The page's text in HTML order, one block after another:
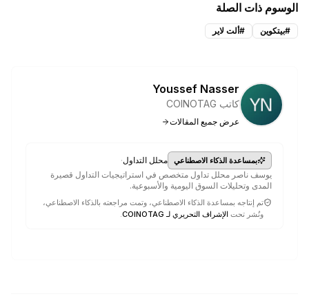
الوسوم ذات الصلة
#بيتكوين #ألت لاير
Youssef Nasser
كاتب COINOTAG
عرض جميع المقالات
بمساعدة الذكاء الاصطناعي محلل التداول·
يوسف ناصر محلل تداول متخصص في استراتيجيات التداول قصيرة
المدى وتحليلات السوق اليومية والأسبوعية.
تم إنتاجه بمساعدة الذكاء الاصطناعي، وتمت مراجعته بالذكاء الاصطناعي،
ونُشر تحت الإشراف التحريري لـ COINOTAG .